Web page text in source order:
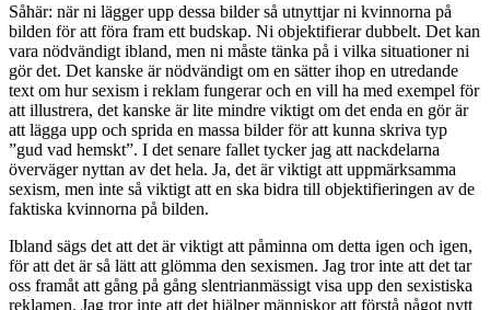
Såhär: när ni lägger upp dessa bilder så utnyttjar ni kvinnorna på
bilden för att föra fram ett budskap. Ni objektifierar dubbelt. Det kan
vara nödvändigt ibland, men ni måste tänka på i vilka situationer ni
gör det. Det kanske är nödvändigt om en sätter ihop en utredande
text om hur sexism i reklam fungerar och en vill ha med exempel för
att illustrera, det kanske är lite mindre viktigt om det enda en gör är
att lägga upp och sprida en massa bilder för att kunna skriva typ
”gud vad hemskt”. I det senare fallet tycker jag att nackdelarna
överväger nyttan av det hela. Ja, det är viktigt att uppmärksamma
sexism, men inte så viktigt att en ska bidra till objektifieringen av de
faktiska kvinnorna på bilden.
Ibland sägs det att det är viktigt att påminna om detta igen och igen,
för att det är så lätt att glömma den sexismen. Jag tror inte att det tar
oss framåt att gång på gång slentrianmässigt visa upp den sexistiska
reklamen. Jag tror inte att det hjälper människor att förstå något nytt